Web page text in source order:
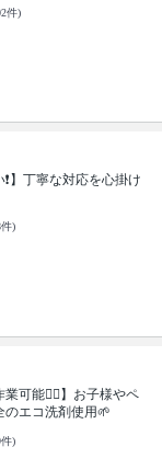
件)
❗️】丁寧な対応を心掛け
)
業可能🙆‍♀️】お子様やペ
のエコ洗剤使用🌱
)